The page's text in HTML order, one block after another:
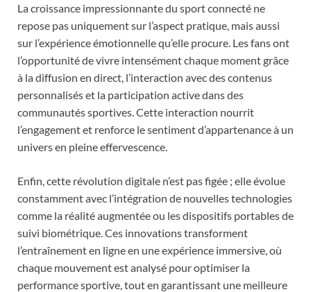
La croissance impressionnante du sport connecté ne
repose pas uniquement sur l’aspect pratique, mais aussi
sur l’expérience émotionnelle qu’elle procure. Les fans ont
l’opportunité de vivre intensément chaque moment grâce
à la diffusion en direct, l’interaction avec des contenus
personnalisés et la participation active dans des
communautés sportives. Cette interaction nourrit
l’engagement et renforce le sentiment d’appartenance à un
univers en pleine effervescence.
Enfin, cette révolution digitale n’est pas figée ; elle évolue
constamment avec l’intégration de nouvelles technologies
comme la réalité augmentée ou les dispositifs portables de
suivi biométrique. Ces innovations transforment
l’entraînement en ligne en une expérience immersive, où
chaque mouvement est analysé pour optimiser la
performance sportive, tout en garantissant une meilleure